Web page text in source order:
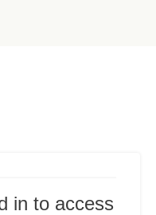
in to access